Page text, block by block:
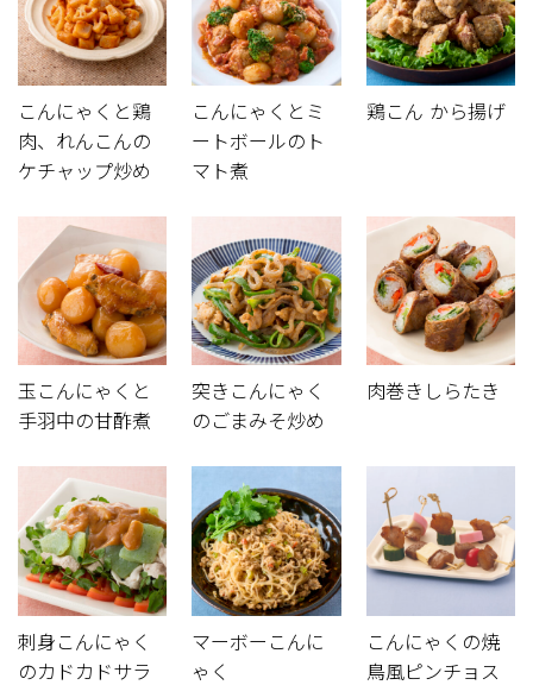
こんにゃくと鶏
肉、れんこんの
ケチャップ炒め
こんにゃくとミ
ートボールのト
マト煮
鶏こん から揚げ
玉こんにゃくと
手羽中の甘酢煮
突きこんにゃく
のごまみそ炒め
肉巻きしらたき
刺身こんにゃく
のカドカドサラ
マーボーこんに
ゃく
こんにゃくの焼
鳥風ピンチョス